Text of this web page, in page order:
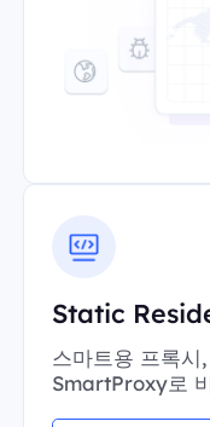
Static
스마트용 프록
SmartProxy로